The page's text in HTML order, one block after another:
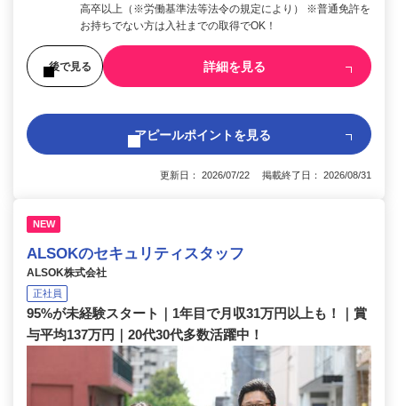
高卒以上（※労働基準法等法令の規定により） ※普通免許を
お持ちでない方は入社までの取得でOK！
後で見る 詳細を見る
アピールポイントを見る
更新日： 2026/07/22 掲載終了日： 2026/08/31
NEW
ALSOKのセキュリティスタッフ
ALSOK株式会社
正社員
95%が未経験スタート｜1年目で月収31万円以上も！｜賞
与平均137万円｜20代30代多数活躍中！